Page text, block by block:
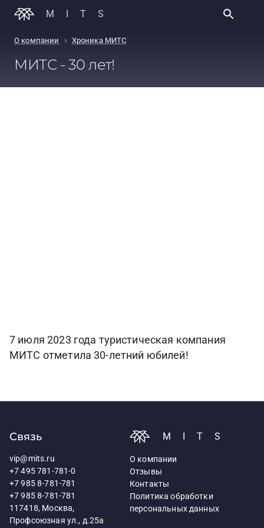
MITS
О компании › Хроника МИТС
МИТС - 30 лет!
7 июля 2023 года туристическая компания
МИТС отметила 30-летний юбилей!
Связь
vip@mits.ru
+7 495 781-781-0
+7 985 8-781-781
+7 985 8-781-781
117418, Москва,
Профсоюзная ул., д.25а
MITS
О компании
Отзывы
Контакты
Политика обработки
персональных данных